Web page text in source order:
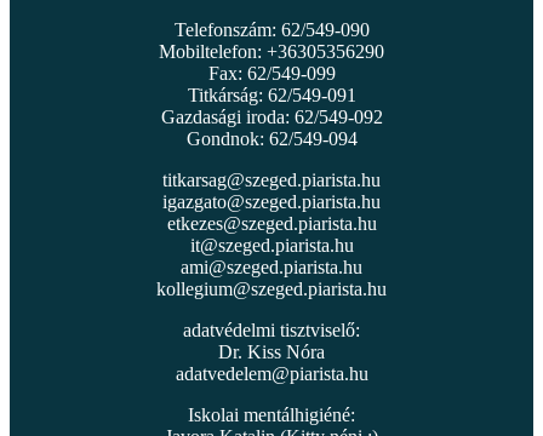
Telefonszám: 62/549-090
Mobiltelefon: +36305356290
Fax: 62/549-099
Titkárság: 62/549-091
Gazdasági iroda: 62/549-092
Gondnok: 62/549-094
titkarsag@szeged.piarista.hu
igazgato@szeged.piarista.hu
etkezes@szeged.piarista.hu
it@szeged.piarista.hu
ami@szeged.piarista.hu
kollegium@szeged.piarista.hu
adatvédelmi tisztviselő:
Dr. Kiss Nóra
adatvedelem@piarista.hu
Iskolai mentálhigiéné: